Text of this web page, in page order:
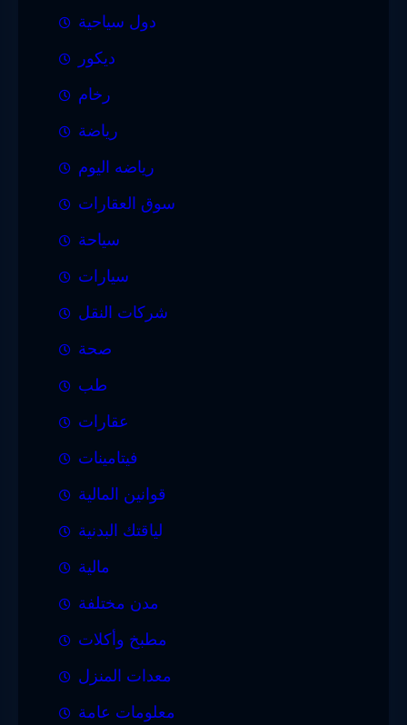
دول سياحية
ديكور
رخام
رياضة
رياضه اليوم
سوق العقارات
سياحة
سيارات
شركات النقل
صحة
طب
عقارات
فيتامينات
قوانين المالية
لياقتك البدنية
مالية
مدن مختلفة
مطبخ وأكلات
معدات المنزل
معلومات عامة